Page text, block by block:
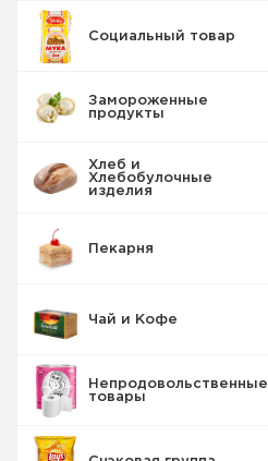
Социальный товар
Замороженные
продукты
Мороженое
Крабовые
палочки
Хлеб и
Хлебобулочные
изделия
Пекарня
Чай и Кофе
Непродовольственные
товары